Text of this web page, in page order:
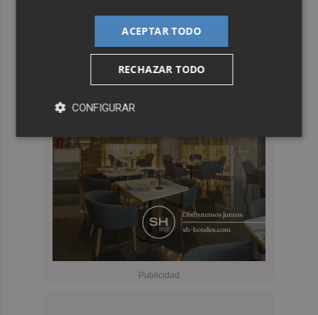
ACEPTAR TODO
RECHAZAR TODO
CONFIGURAR